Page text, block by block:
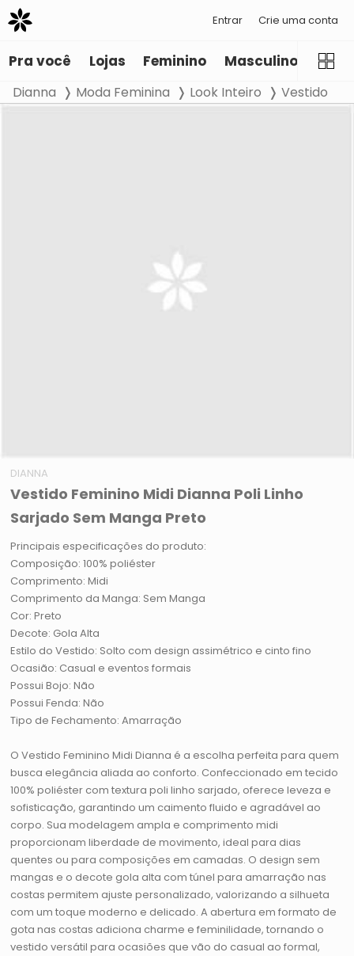
Entrar Crie uma conta
Pra você Lojas Feminino Masculino
Dianna Moda Feminina Look Inteiro Vestido
DIANNA
Vestido Feminino Midi Dianna Poli Linho
Sarjado Sem Manga Preto
Principais especificações do produto:
Composição: 100% poliéster
Comprimento: Midi
Comprimento da Manga: Sem Manga
Cor: Preto
Decote: Gola Alta
Estilo do Vestido: Solto com design assimétrico e cinto fino
Ocasião: Casual e eventos formais
Possui Bojo: Não
Possui Fenda: Não
Tipo de Fechamento: Amarração
O Vestido Feminino Midi Dianna é a escolha perfeita para quem
busca elegância aliada ao conforto. Confeccionado em tecido
100% poliéster com textura poli linho sarjado, oferece leveza e
sofisticação, garantindo um caimento fluido e agradável ao
corpo. Sua modelagem ampla e comprimento midi
proporcionam liberdade de movimento, ideal para dias
quentes ou para composições em camadas. O design sem
mangas e o decote gola alta com túnel para amarração nas
costas permitem ajuste personalizado, valorizando a silhueta
com um toque moderno e delicado. A abertura em formato de
gota nas costas adiciona charme e feminilidade, tornando o
vestido versátil para ocasiões que vão do casual ao formal,